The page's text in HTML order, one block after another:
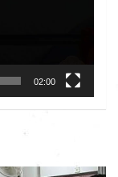
02:00